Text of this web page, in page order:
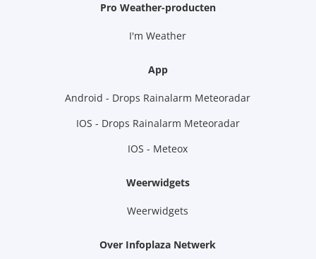
Pro Weather-producten
I'm Weather
App
Android - Drops Rainalarm Meteoradar
IOS - Drops Rainalarm Meteoradar
IOS - Meteox
Weerwidgets
Weerwidgets
Over Infoplaza Netwerk